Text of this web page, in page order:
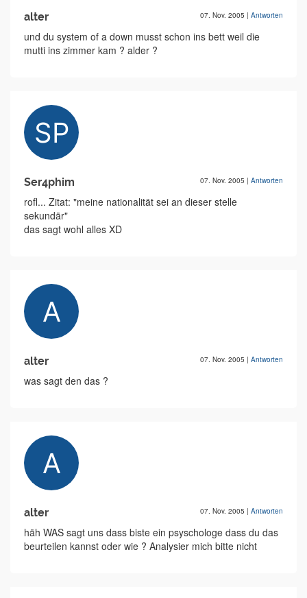
alter 07. Nov. 2005 | Antworten
und du system of a down musst schon ins bett weil die
mutti ins zimmer kam ? alder ?
Ser4phim 07. Nov. 2005 | Antworten
rofl... Zitat: "meine nationalität sei an dieser stelle
sekundär"
das sagt wohl alles XD
alter 07. Nov. 2005 | Antworten
was sagt den das ?
alter 07. Nov. 2005 | Antworten
häh WAS sagt uns dass biste ein psyschologe dass du das
beurteilen kannst oder wie ? Analysier mich bitte nicht